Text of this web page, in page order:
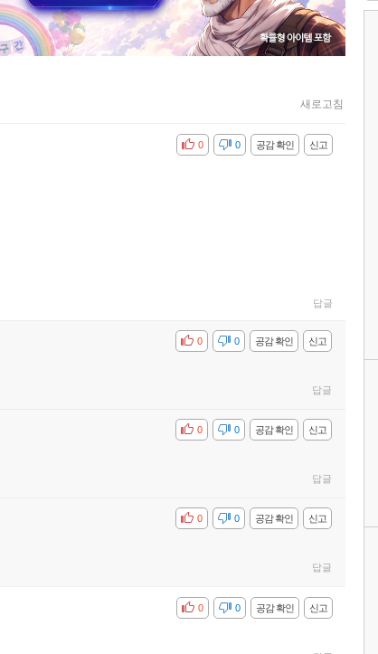
새로고침
신고
공감 확인
비공감 0
0
답글
신고
공감 확인
비공감 0
0
답글
신고
공감 확인
비공감 0
0
답글
신고
공감 확인
비공감 0
0
답글
신고
공감 확인
비공감 0
0